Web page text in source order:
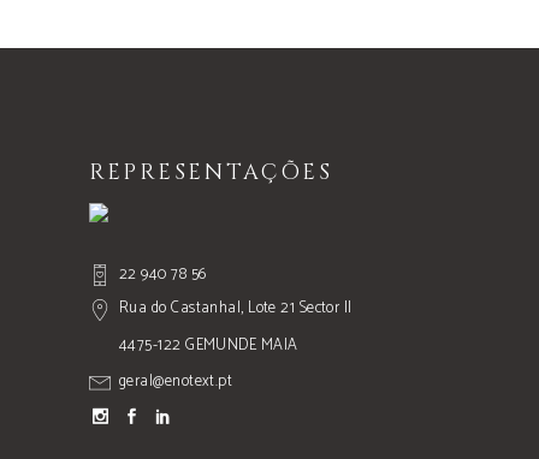
REPRESENTAÇÕES
22 940 78 56
Rua do Castanhal, Lote 21 Sector II
4475-122 GEMUNDE MAIA
geral@enotext.pt